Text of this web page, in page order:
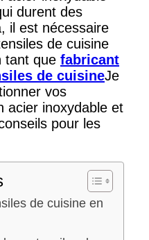
durent des
il est nécessaire
de cuisine
tant que fabricant
de cuisineJe
vos
acier inoxydable et
pour les
de cuisine en